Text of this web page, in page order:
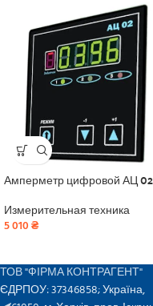
Амперметр цифровой АЦ 02
Измерительная техника
5 010₴
ТОВ "ФІРМА КОНТРАГЕНТ"
ЄДРПОУ: 37346858; Україна,